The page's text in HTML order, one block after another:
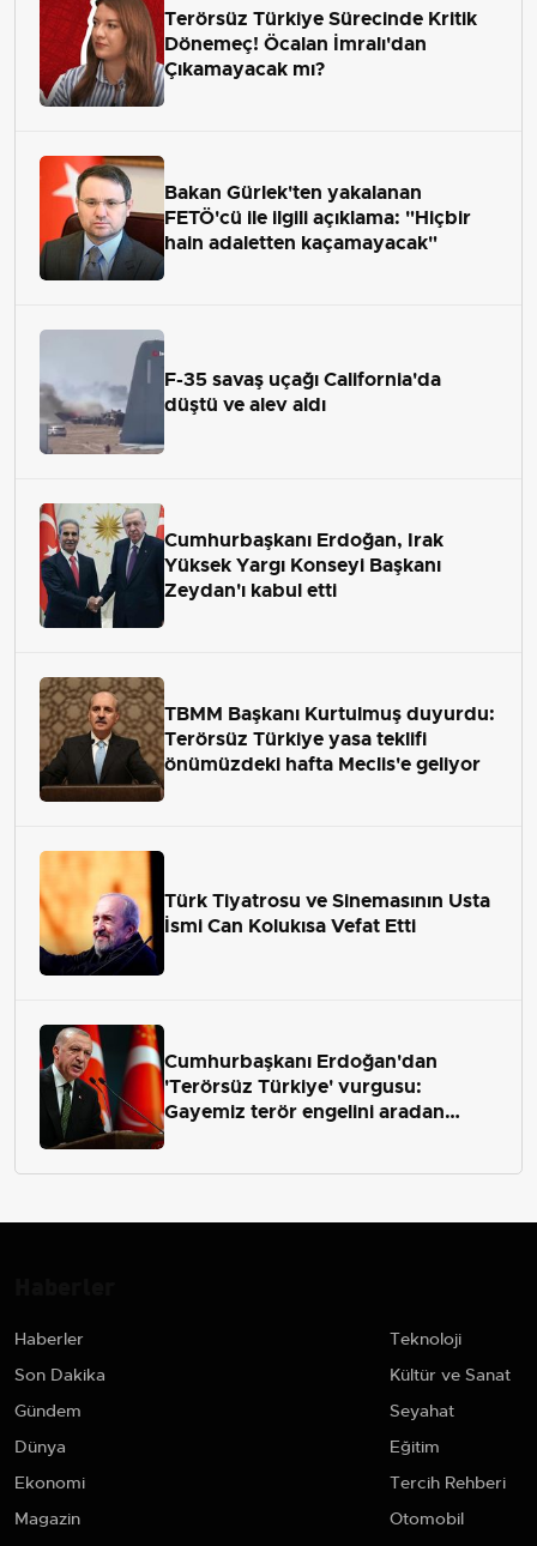
Terörsüz Türkiye Sürecinde Kritik
Dönemeç! Öcalan İmralı'dan
Çıkamayacak mı?
Bakan Gürlek'ten yakalanan
FETÖ'cü ile ilgili açıklama: "Hiçbir
hain adaletten kaçamayacak"
F-35 savaş uçağı California'da
düştü ve alev aldı
Cumhurbaşkanı Erdoğan, Irak
Yüksek Yargı Konseyi Başkanı
Zeydan'ı kabul etti
TBMM Başkanı Kurtulmuş duyurdu:
Terörsüz Türkiye yasa teklifi
önümüzdeki hafta Meclis'e geliyor
Türk Tiyatrosu ve Sinemasının Usta
İsmi Can Kolukısa Vefat Etti
Cumhurbaşkanı Erdoğan'dan
'Terörsüz Türkiye' vurgusu:
Gayemiz terör engelini aradan
Haberler
Son Dakika
Gündem
Dünya
Ekonomi
Magazin
Teknoloji
Kültür ve Sanat
Seyahat
Eğitim
Tercih Rehberi
Otomobil